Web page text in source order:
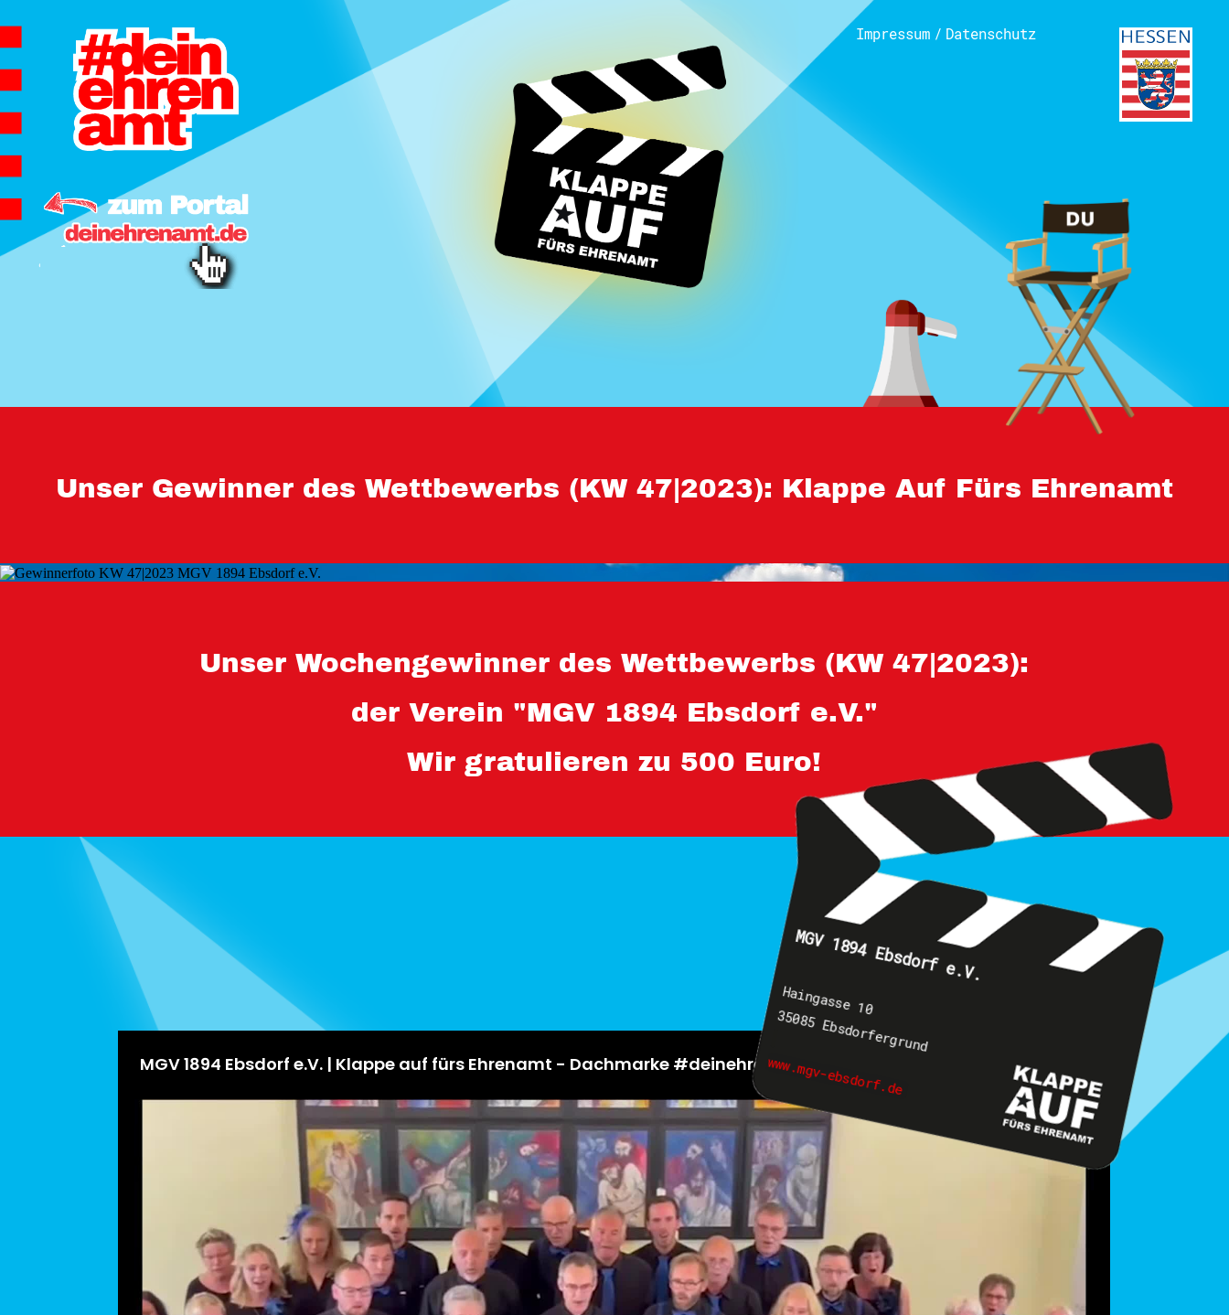
Homepage | Wettbewerb Dein Ehrenamt ist Herzenssache
Teilnahmebedingungen MeinMoment
Teilnahmebedingungen KlappeAuf
Teilnahmebedingungen 80 Jahre Hessen
Impressum
Datenschutz
Impressum / Datenschutz
Unser Gewinner des Wettbewerbs (KW 47|2023): Klappe Auf Fürs Ehrenamt
Unser Wochengewinner des Wettbewerbs (KW 47|2023):
der Verein "MGV 1894 Ebsdorf e.V."
Wir gratulieren zu 500 Euro!
MGV 1894 Ebsdorf e.V.
Haingasse 10
35085 Ebsdorfergrund
www.mgv-ebsdorf.de